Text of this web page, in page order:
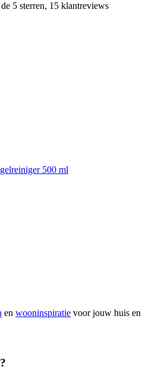
5 sterren, 15 klantreviews
500 ml
en wooninspiratie voor jouw huis en